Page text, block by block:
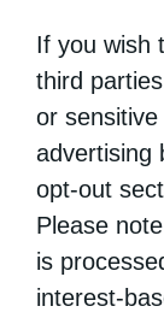
If you wish
third
or
advertising
opt-out
Please
is
interest-
Όταν ο νυν